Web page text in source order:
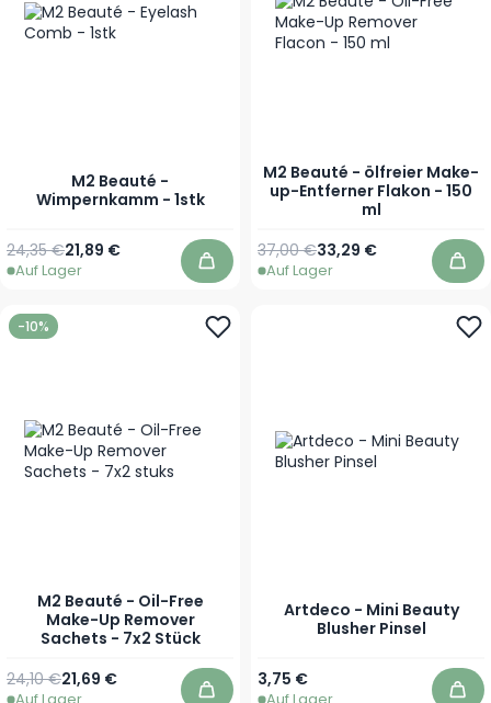
M2 Beauté -
Wimpernkamm - 1stk
Sonderpreis
21,89 €
Regulärer Preis
24,35 €
Auf Lager In den Warenkorb
M2 Beauté - ölfreier Make-
up-Entferner Flakon - 150
ml
Sonderpreis
33,29 €
Regulärer Preis
37,00 €
Auf Lager In
-10%
M2 Beauté - Oil-Free
Make-Up Remover
Sachets - 7x2 Stück
Sonderpreis
21,69 €
Regulärer Preis
24,10 €
Artdeco - Mini Beauty
Blusher Pinsel
3,75 €